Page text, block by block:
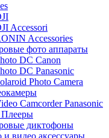
Accessori
Accessories
фото аппараты
DC Canon
DC Panasonic
Photo Camera
Camcorder Panasonic
Плееры
диктофоны
видео аксессуары